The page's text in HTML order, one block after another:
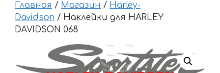
Главная / Магазин / Harley-
Davidson / Наклейки для HARLEY
DAVIDSON 068